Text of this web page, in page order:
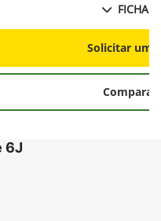
FICHA
Solicitar
Comparar
6J